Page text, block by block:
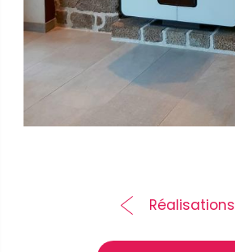
Réalisations